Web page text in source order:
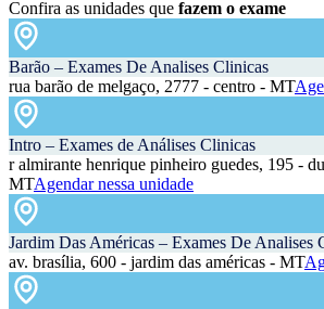
Confira as unidades que fazem o exame
Barão – Exames De Analises Clinicas
rua barão de melgaço, 2777 - centro - MT
Intro – Exames de Análises Clinicas
r almirante henrique pinheiro guedes, 195 -
MTAgendar nessa unidade
Jardim Das Américas – Exames De Analises
av. brasília, 600 - jardim das américas - MT